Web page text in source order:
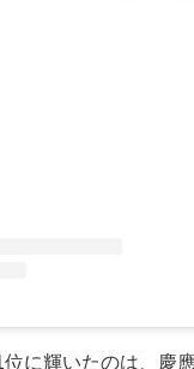
に輝いたのは、慶